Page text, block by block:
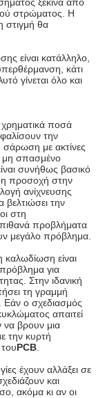
στρώματος. Η
στιγμή θα
είναι κατάλληλο,
κάτι
γίνεται όλο και
ποσά
την
σάρωση με ακτίνες
μη σπασμένο
συνήθως βασικό
η προσοχή στην
ανίχνευσης
την
στη
προβλήματα
μεγάλο πρόβλημα.
καλωδίωση είναι
πρόβλημα για
Στην ιδανική
τη γραμμή
Εάν ο σχεδιασμός
απαιτεί
βρουν μια
την κυρτή
PCB.
έχουν αλλάξει σε
και
ακόμα κι αν οι